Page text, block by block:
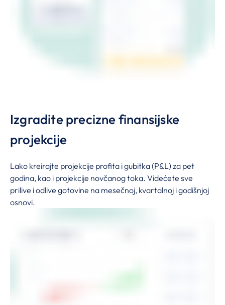
Izgradite precizne finansijske
projekcije
Lako kreirajte projekcije profita i gubitka (P&L) za pet
godina, kao i projekcije novčanog toka. Videćete sve
prilive i odlive gotovine na mesečnoj, kvartalnoj i godišnjoj
osnovi.